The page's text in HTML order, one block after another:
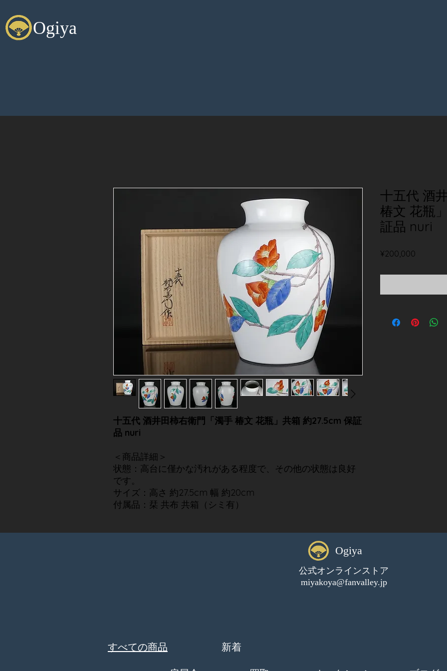
Ogiya
十五代 酒井田柿右衛門「濁手 椿文 花瓶」共箱 約27.5cm 保証
品 nuri
＜商品詳細＞
状態：高台に僅かな汚れがある程度で、その他の状態は良好
です。
サイズ：高さ 約27.5cm 幅 約20cm
付属品：栞 共布 共箱（シミ有）
十五代 酒
椿文 花瓶
証品 nuri
¥200,000
公式オンラインストア
Ogiya
miyakoya@fanvalley.jp
​すべての商品 新着